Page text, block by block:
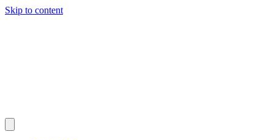
Skip to content